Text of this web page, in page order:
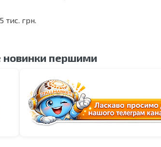
тис. грн.
першими